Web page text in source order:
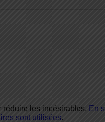
réduire les indésirables. En
sont utilisées.